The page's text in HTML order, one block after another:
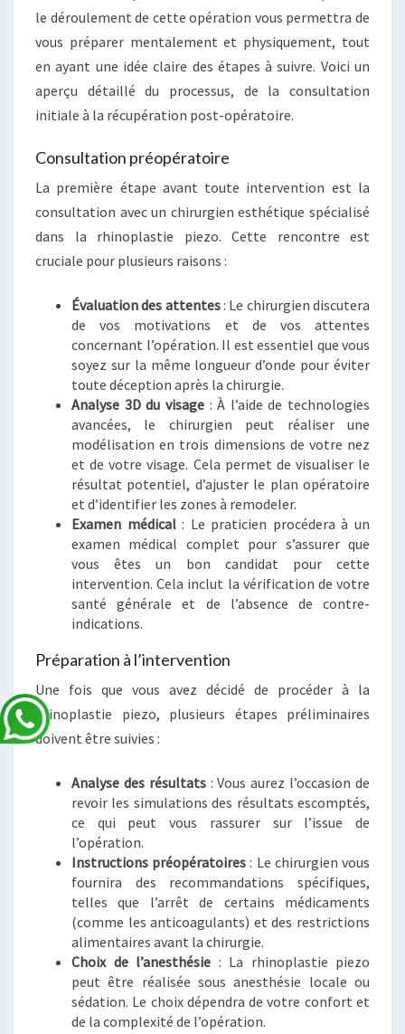
le déroulement de cette opération vous permettra de
vous préparer mentalement et physiquement, tout
en ayant une idée claire des étapes à suivre. Voici un
aperçu détaillé du processus, de la consultation
initiale à la récupération post-opératoire.
Consultation préopératoire
La première étape avant toute intervention est la
consultation avec un chirurgien esthétique spécialisé
dans la rhinoplastie piezo. Cette rencontre est
cruciale pour plusieurs raisons :
Évaluation des attentes: Le chirurgien discutera
de vos motivations et de vos attentes
concernant l’opération. Il est essentiel que vous
soyez sur la même longueur d’onde pour éviter
toute déception après la chirurgie.
Analyse 3D du visage: À l’aide de technologies
avancées, le chirurgien peut réaliser une
modélisation en trois dimensions de votre nez
et de votre visage. Cela permet de visualiser le
résultat potentiel, d’ajuster le plan opératoire
et d’identifier les zones à remodeler.
Examen médical: Le praticien procédera à un
examen médical complet pour s’assurer que
vous êtes un bon candidat pour cette
intervention. Cela inclut la vérification de votre
santé générale et de l’absence de contre-
indications.
Préparation à l’intervention
Une fois que vous avez décidé de procéder à la
rhinoplastie piezo, plusieurs étapes préliminaires
doivent être suivies :
Analyse des résultats: Vous aurez l’occasion de
revoir les simulations des résultats escomptés,
ce qui peut vous rassurer sur l’issue de
l’opération.
Instructions préopératoires : Le chirurgien vous
fournira des recommandations spécifiques,
telles que l’arrêt de certains médicaments
(comme les anticoagulants) et des restrictions
alimentaires avant la chirurgie.
Choix de l’anesthésie : La rhinoplastie piezo
peut être réalisée sous anesthésie locale ou
sédation. Le choix dépendra de votre confort et
de la complexité de l’opération.